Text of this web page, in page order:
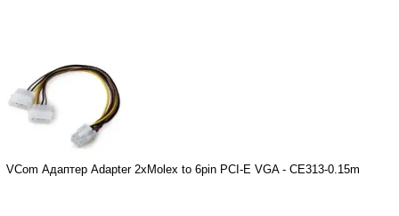
VCom Адаптер Adapter 2xMolex to 6pin PCI-E VGA - CE313-0.15m